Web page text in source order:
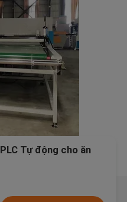
Tự động cho ăn